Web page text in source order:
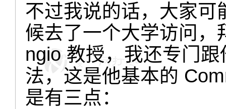
不过我说的话，大家
候去了一个大学访问，
ngio 教授，我还专门
法，这是他基本的
是有三点：